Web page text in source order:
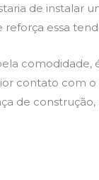
de instalar
essa
comodidade,
contato com
de